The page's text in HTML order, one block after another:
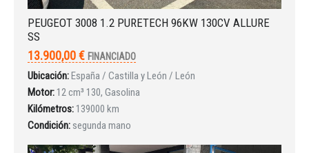
PEUGEOT 3008 1.2 PURETECH 96KW 130CV ALLURE
SS
13.900,00 € FINANCIADO
Ubicación:España / Castilla y León / León
Motor: 12 cm³ 130, Gasolina
Kilómetros: 139000 km
Condición: segunda mano